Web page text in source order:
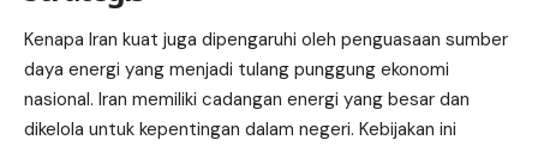
Kenapa Iran kuat juga dipengaruhi oleh penguasaan sumber
daya energi yang menjadi tulang punggung ekonomi
nasional. Iran memiliki cadangan energi yang besar dan
dikelola untuk kepentingan dalam negeri. Kebijakan ini